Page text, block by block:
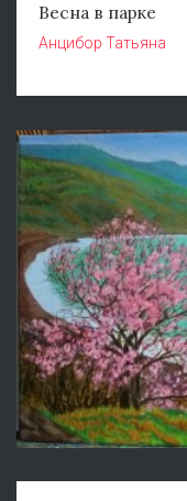
Весна в парке
Анцибор Татьяна